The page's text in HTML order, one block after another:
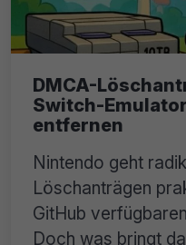
DMCA-
Switch-
entfernen
Nintendo geht
Löschanträgen
GitHub
Doch was bringt